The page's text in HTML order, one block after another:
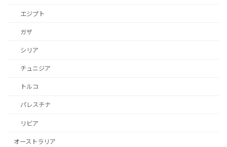
エジプト
ガザ
シリア
チュニジア
トルコ
パレスチナ
リビア
オーストラリア